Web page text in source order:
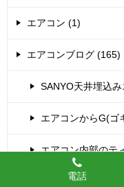
エアコン (1)
エアコンブログ (165)
SANYO天井埋込
エアコンからG(ゴ
エアコン内部のテ
電話